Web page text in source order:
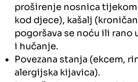
proširenje nosnica
kod djece), kašalj
pogoršava se noću ili rano
i hučanje.
Povezana stanja (ekcem,
alergijska kijavica).